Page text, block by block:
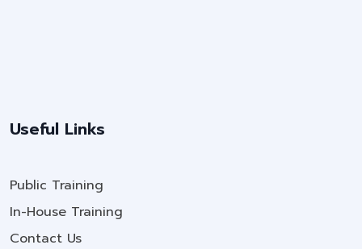
Useful Links
Public Training
In-House Training
Contact Us